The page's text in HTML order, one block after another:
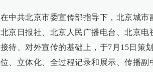
在中共北京市委宣传部指导下，北京城
北京日报社、北京人民广播电台、北京
接待、对外宣传的基础上，于7月15日策
位、立体化、全过程记录和展示、传播副